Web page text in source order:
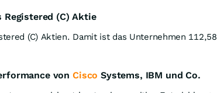
Registered (C) Aktie
(C) Aktien. Damit ist das Unternehmen 112,58
von Cisco Systems, IBM und Co.